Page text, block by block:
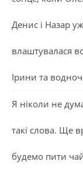
Денис і Назар
влаштувалася
Ірини та
Я ніколи не
такі слова. Ще
будемо пити